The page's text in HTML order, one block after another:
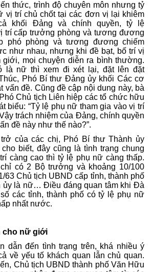
thức, trình độ chuyên môn nhưng tỷ
vị trí chủ chốt tại các đơn vị lại khiêm
khối Đảng và chính quyền, tỷ lệ
trí cấp trưởng phòng và tương đương
phó phòng và tương đương chiếm
như nhau, nhưng khi đề bạt, bố trí vị
giới, mọi chuyện diễn ra bình thường.
là nữ thì xem đi xét lại, đặt lên đặt
Phó Bí thư Đảng ủy khối Các cơ
vấn đề. Cũng đề cập nội dung này, bà
Chủ tịch Liên hiệp các tổ chức hữu
biểu: “Tỷ lệ phụ nữ tham gia vào vị trí
trách nhiệm của Đảng, chính quyền
đề này như thế nào?”.
của các chị, Phó Bí thư Thành ủy
biết, đây cũng là tình trạng chung
càng cao thì tỷ lệ phụ nữ càng thấp.
có 2 Bộ trưởng và khoảng 10/100
Chủ tịch UBND cấp tỉnh, thành phố
ủy là nữ… Điều đáng quan tâm khi Đà
các tỉnh, thành phố có tỷ lệ phụ nữ
nhất nước.
cho nữ giới
dẫn đến tình trạng trên, khá nhiều ý
về yếu tố khách quan lẫn chủ quan.
Chủ tịch UBND thành phố Văn Hữu